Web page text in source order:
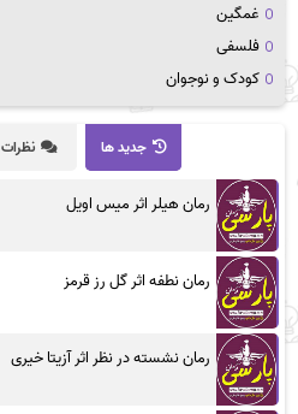
غمگین
فلسفی
کودک و نوجوان
جدید ها نظرات
رمان هیلر اثر میس اویل
رمان نطفه اثر گل رز قرمز
رمان نشسته در نظر اثر آزیتا خیری